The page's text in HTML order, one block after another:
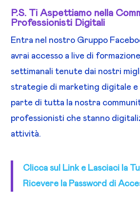
P.S. Ti Aspettiamo nella
Professionisti Digitali
Entra nel nostro Gruppo
avrai accesso a live di
settimanali tenute dai nostri
strategie di marketing digitale e
parte di tutta la nostra
professionisti che stanno
attività.
Clicca sul Link e Lasciaci la
Ricevere la Password di